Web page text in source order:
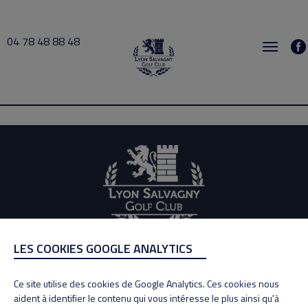
04 78 48 88 48
Rianda 2024-10-07 09:00 → 2024-10-07 11:00
ADRESSE
69890 La Tour de Salvagny
Tél : 04 78 48 88 48
LES COOKIES GOOGLE ANALYTICS
Ce site utilise des cookies de Google Analytics. Ces cookies nous
aident à identifier le contenu qui vous intéresse le plus ainsi qu'à